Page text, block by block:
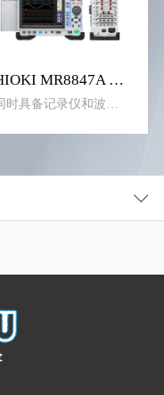
HIOKI MR8847A 存储记录仪